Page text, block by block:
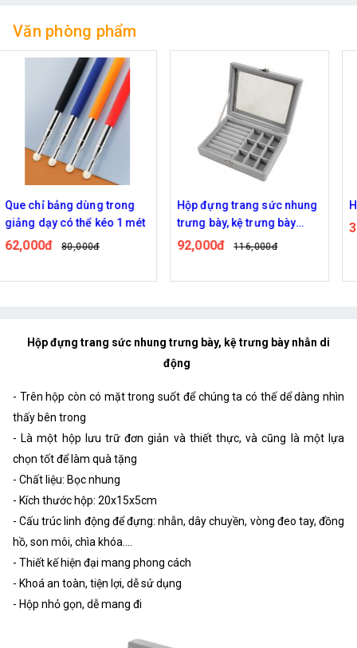
Văn phòng phẩm
Hộp đựng trang sức nhung
trưng bày, kệ trưng bày
nhẫn di động
92,000đ 116,000đ
Hộp kim chỉ mini
38,000đ 48,000đ
Hộp đựng trang sức nhung trưng bày, kệ trưng bày nhẫn di
động
- Trên hộp còn có mặt trong suốt để chúng ta có thế dể dàng nhìn
thấy bên trong
- Là một hộp lưu trữ đơn giản và thiết thực, và cũng là một lựa
chọn tốt để làm quà tặng
- Chất liệu: Bọc nhung
- Kích thước hộp: 20x15x5cm
- Cấu trúc linh động để đựng: nhẫn, dây chuyền, vòng đeo tay, đồng
hồ, son môi, chìa khóa....
- Thiết kế hiện đại mang phong cách
- Khoá an toàn, tiện lợi, dễ sử dụng
- Hộp nhỏ gọn, dễ mang đi